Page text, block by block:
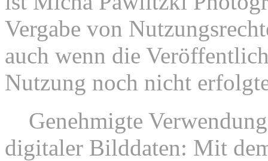
Vergabe von
auch wenn die
Nutzung noch nicht
Genehmigte
digitaler Bilddaten: Mit